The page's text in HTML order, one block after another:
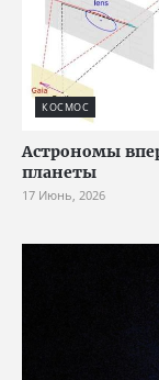
КОСМОС
Астрономы
планеты
17 Июнь, 2026